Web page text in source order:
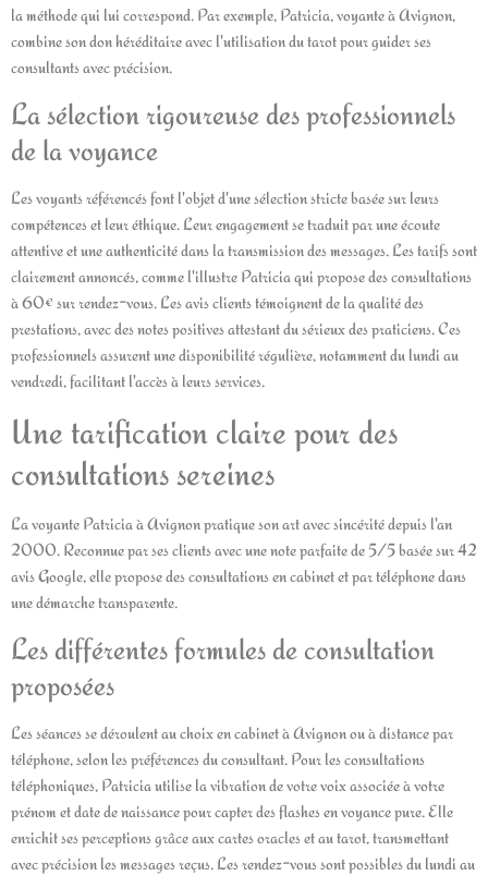
la méthode qui lui correspond. Par exemple, Patricia, voyante à Avignon,
combine son don héréditaire avec l'utilisation du tarot pour guider ses
consultants avec précision.
La sélection rigoureuse des professionnels
de la voyance
Les voyants référencés font l'objet d'une sélection stricte basée sur leurs
compétences et leur éthique. Leur engagement se traduit par une écoute
attentive et une authenticité dans la transmission des messages. Les tarifs sont
clairement annoncés, comme l'illustre Patricia qui propose des consultations
à 60€ sur rendez-vous. Les avis clients témoignent de la qualité des
prestations, avec des notes positives attestant du sérieux des praticiens. Ces
professionnels assurent une disponibilité régulière, notamment du lundi au
vendredi, facilitant l'accès à leurs services.
Une tarification claire pour des
consultations sereines
La voyante Patricia à Avignon pratique son art avec sincérité depuis l'an
2000. Reconnue par ses clients avec une note parfaite de 5/5 basée sur 42
avis Google, elle propose des consultations en cabinet et par téléphone dans
une démarche transparente.
Les différentes formules de consultation
proposées
Les séances se déroulent au choix en cabinet à Avignon ou à distance par
téléphone, selon les préférences du consultant. Pour les consultations
téléphoniques, Patricia utilise la vibration de votre voix associée à votre
prénom et date de naissance pour capter des flashes en voyance pure. Elle
enrichit ses perceptions grâce aux cartes oracles et au tarot, transmettant
avec précision les messages reçus. Les rendez-vous sont possibles du lundi au